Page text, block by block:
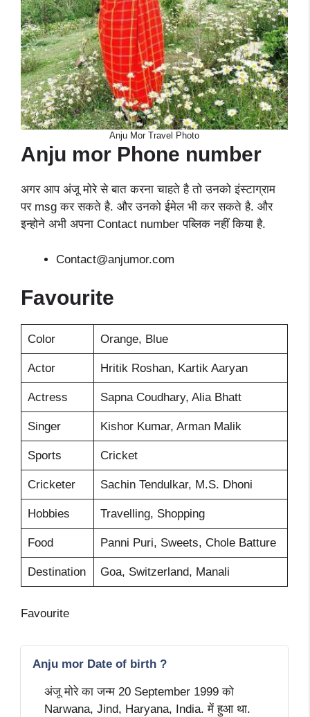
Anju Mor Travel Photo
Anju mor Phone number
अगर आप अंजू मोरे से बात करना चाहते है तो उनको इंस्टाग्राम
पर msg कर सकते है. और उनको ईमेल भी कर सकते है. और
इन्होने अभी अपना Contact number पब्लिक नहीं किया है.
Contact@anjumor.com
Favourite
Color Orange, Blue
Actor Hritik Roshan, Kartik Aaryan
Actress Sapna Coudhary, Alia Bhatt
Singer Kishor Kumar, Arman Malik
Sports Cricket
Cricketer Sachin Tendulkar, M.S. Dhoni
Hobbies Travelling, Shopping
Food Panni Puri, Sweets, Chole Batture
Destination Goa, Switzerland, Manali
Favourite
Anju mor Date of birth ?
अंजू मोरे का जन्म 20 September 1999 को
Narwana, Jind, Haryana, India. में हुआ था.